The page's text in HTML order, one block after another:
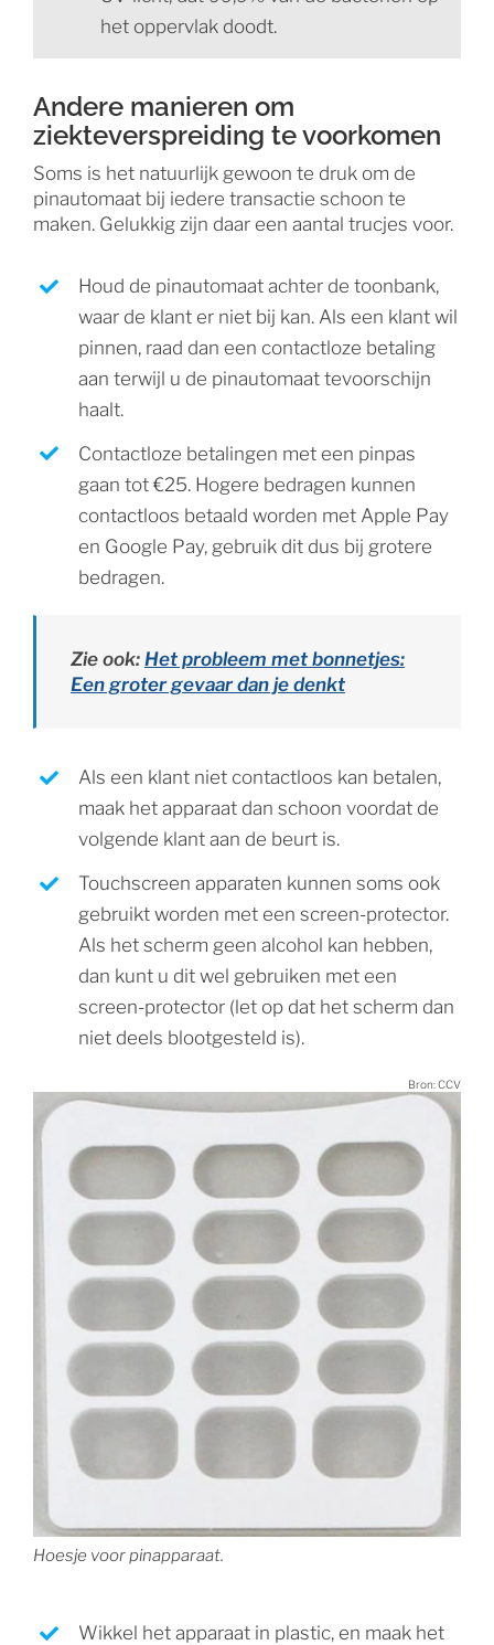
het oppervlak doodt.
Andere manieren om
ziekteverspreiding te voorkomen
Soms is het natuurlijk gewoon te druk om de
pinautomaat bij iedere transactie schoon te
maken. Gelukkig zijn daar een aantal trucjes voor.
Houd de pinautomaat achter de toonbank,
waar de klant er niet bij kan. Als een klant wil
pinnen, raad dan een contactloze betaling
aan terwijl u de pinautomaat tevoorschijn
haalt.
Contactloze betalingen met een pinpas
gaan tot €25. Hogere bedragen kunnen
contactloos betaald worden met Apple Pay
en Google Pay, gebruik dit dus bij grotere
bedragen.
Zie ook: Het probleem met bonnetjes:
Een groter gevaar dan je denkt
Als een klant niet contactloos kan betalen,
maak het apparaat dan schoon voordat de
volgende klant aan de beurt is.
Touchscreen apparaten kunnen soms ook
gebruikt worden met een screen-protector.
Als het scherm geen alcohol kan hebben,
dan kunt u dit wel gebruiken met een
screen-protector (let op dat het scherm dan
niet deels blootgesteld is).
Bron: CCV
Hoesje voor pinapparaat.
Wikkel het apparaat in plastic, en maak het